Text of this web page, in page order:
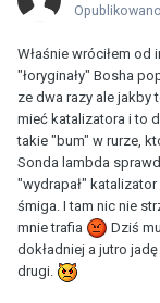
Opublikowano
Właśnie wróciłem od
"łoryginały" Bosha
ze dwa razy ale jakby
mieć katalizatora i to
takie "bum" w rurze,
Sonda lambda
"wydrapał" katalizator
śmiga. I tam nic nie
mnie trafia
Dziś
dokładniej a jutro
drugi.